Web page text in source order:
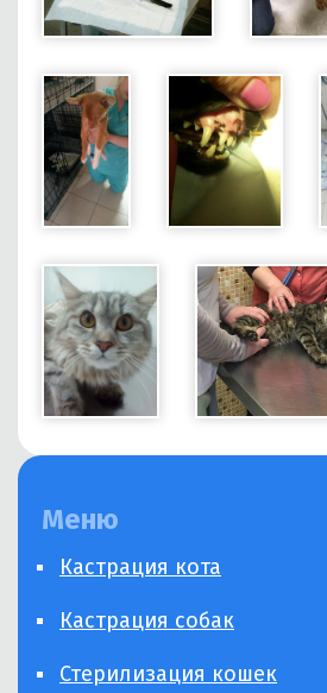
Меню
Кастрация кота
Кастрация собак
Стерилизация кошек